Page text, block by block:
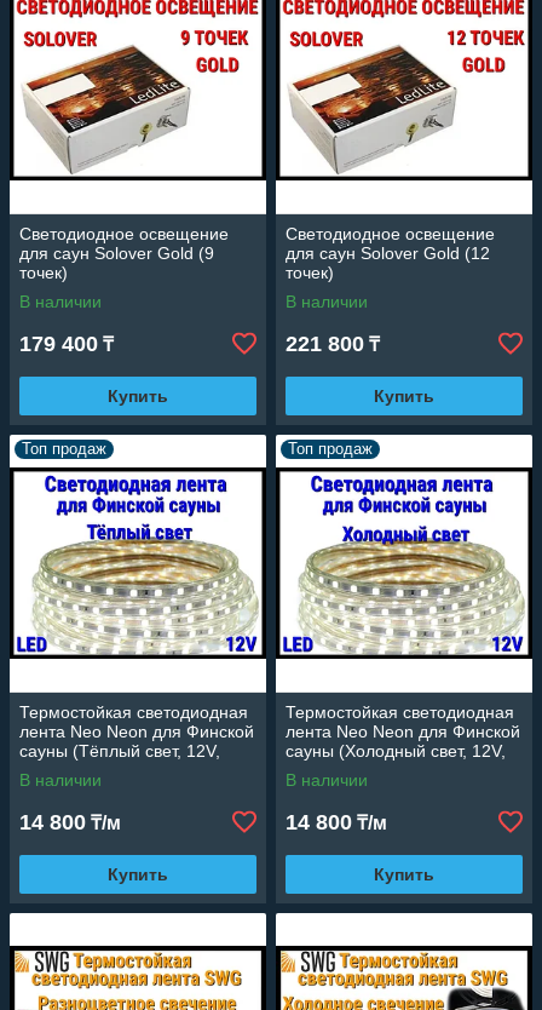
Светодиодное освещение
для саун Solover Gold (9
точек)
В наличии
179 400 ₸
Купить
Светодиодное освещение
для саун Solover Gold (12
точек)
В наличии
221 800 ₸
Купить
Топ продаж
Термостойкая светодиодная
лента Neo Neon для Финской
сауны (Тёплый свет, 12V,
IP67)
В наличии
14 800 ₸/м
Купить
Топ продаж
Термостойкая светодиодная
лента Neo Neon для Финской
сауны (Холодный свет, 12V,
IP67)
В наличии
14 800 ₸/м
Купить